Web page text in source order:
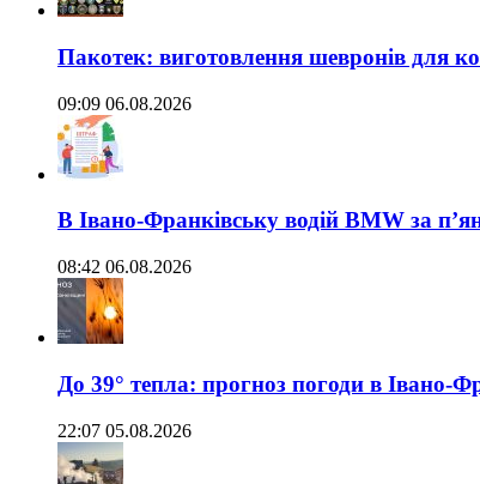
Пакотек: виготовлення шевронів для
09:09 06.08.2026
В Івано-Франківську водій BMW за
08:42 06.08.2026
До 39° тепла: прогноз погоди в Івано-
22:07 05.08.2026